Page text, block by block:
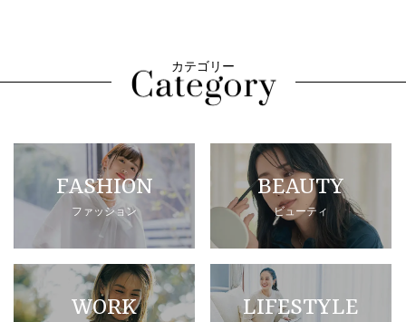
カテゴリー
FASHION
ファッション
BEAUTY
ビューティ
WORK LIFESTYLE